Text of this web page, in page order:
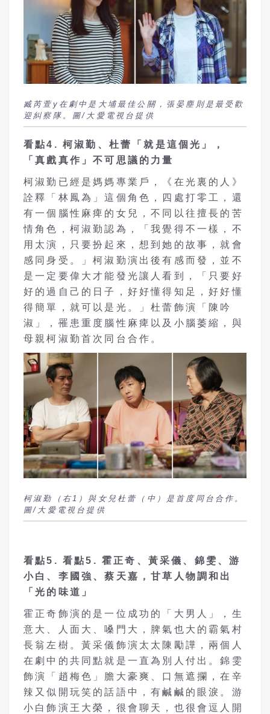
臧芮萱y在劇中是大埔最佳公關，張晏塵則是最受歡
迎糾察隊。圖/大愛電視台提供
看點4.柯淑勤、杜蕾「就是這個光」，
「真戲真作」不可思議的力量
柯淑勤已經是媽媽專業戶，《在光裏的人》
詮釋「林鳳為」這個角色，四處打零工，還
有一個腦性麻痺的女兒，不同以往擅長的苦
情角色，柯淑勤認為，「我覺得不一樣，不
用太演，只要扮起來，想到她的故事，就會
感同身受。」柯淑勤演出後有感而發，並不
是一定要偉大才能發光讓人看到，「只要好
好的過自己的日子，好好懂得知足，好好懂
得簡單，就可以是光。」杜蕾飾演「陳吟
淑」，罹患重度腦性麻痺以及小腦萎縮，與
母親柯淑勤首次同台合作。
柯淑勤（右1）與女兒杜蕾（中）是首度同台合作。
圖/大愛電視台提供
看點5.看點5.霍正奇、黃采儀、錦雯、游
小白、李國強、蔡天嘉，甘草人物調和出
「光的味道」
霍正奇飾演的是一位成功的「大男人」，生
意大、人面大、嗓門大，脾氣也大的霸氣村
長翁左樹。黃采儀飾演太太陳勵譁，兩個人
在劇中的共同點就是一直為別人付出。錦雯
飾演「趙梅色」膽大豪爽、口無遮攔，在辛
辣又似開玩笑的話語中，有鹹鹹的眼淚。游
小白飾演王大榮，很會聊天，也很會逗人開